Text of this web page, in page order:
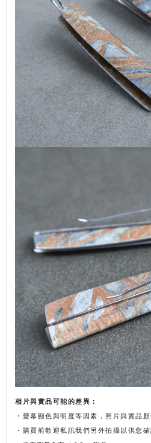
相片與實品可能的差異：
・螢幕顯色與明度等因素，照片與實品
・購買前歡迎私訊我們另外拍攝以供您確